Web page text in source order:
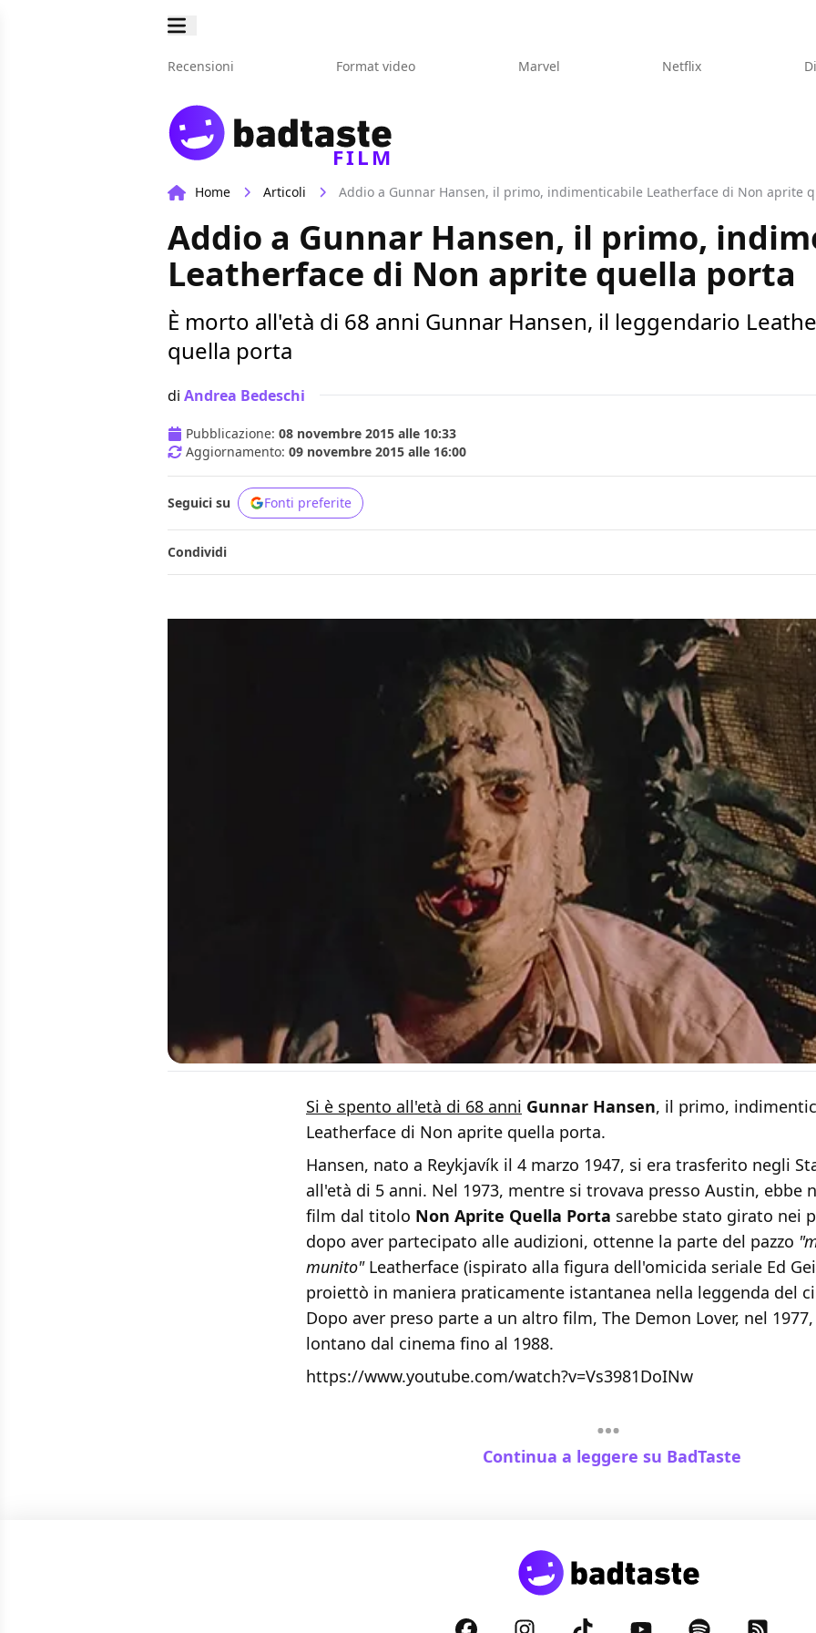
Recensioni Format video Marvel Netflix
FILM
Home Articoli Addio a Gunnar Hansen, il primo, indimenticabile Leatherface di Non aprite
Addio a Gunnar Hansen, il primo,
Leatherface di Non aprite quella porta
È morto all'età di 68 anni Gunnar Hansen, il leggendario
quella porta
di Andrea Bedeschi
Pubblicazione: 08 novembre 2015 alle 10:33
Aggiornamento: 09 novembre 2015 alle 16:00
Seguici su Fonti preferite
Condividi
Si è spento all'età di 68 anni Gunnar Hansen, il primo,
Leatherface di Non aprite quella porta.
Hansen, nato a Reykjavík il 4 marzo 1947, si era trasferito negli
all'età di 5 anni. Nel 1973, mentre si trovava presso Austin, ebbe
film dal titolo Non Aprite Quella Porta sarebbe stato girato nei
dopo aver partecipato alle audizioni, ottenne la parte del pazzo
munito"Leatherface (ispirato alla figura dell'omicida seriale Ed
proiettò in maniera praticamente istantanea nella leggenda del
Dopo aver preso parte a un altro film, The Demon Lover, nel
lontano dal cinema fino al 1988.
https://www.youtube.com/watch?v=Vs3981DoINw
Continua a leggere su BadTaste